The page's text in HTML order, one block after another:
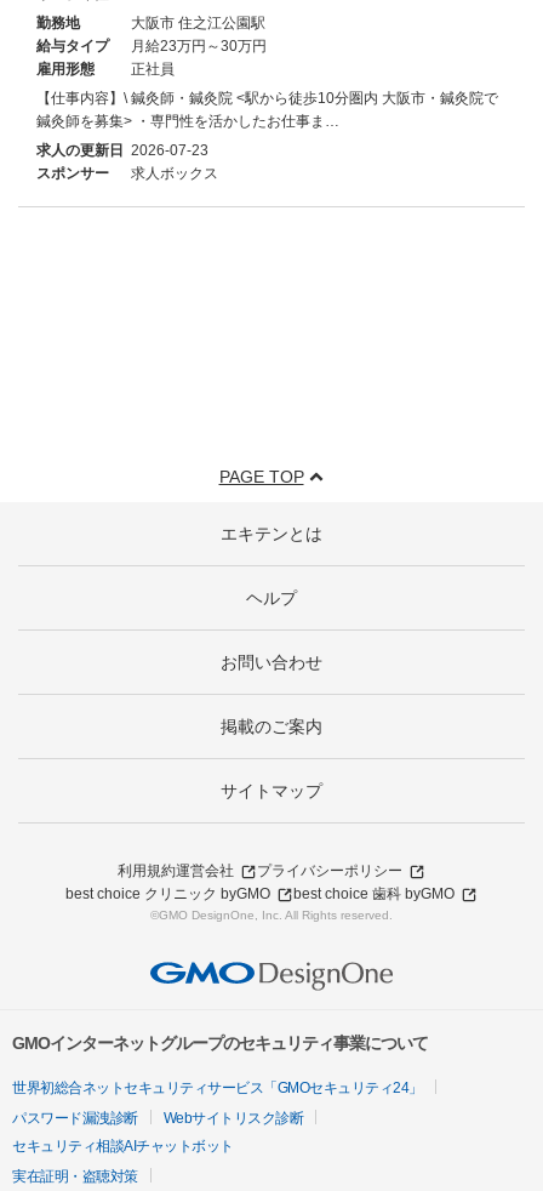
勤務地
大阪市 住之江公園駅
給与タイプ
月給23万円～30万円
雇用形態
正社員
【仕事内容】\ 鍼灸師・鍼灸院 <駅から徒歩10分圏内 大阪市・鍼灸院で
鍼灸師を募集> ・専門性を活かしたお仕事ま…
求人の更新日 2026-07-23
スポンサー
求人ボックス
PAGE TOP
エキテンとは
ヘルプ
お問い合わせ
掲載のご案内
サイトマップ
利用規約運営会社
プライバシーポリシー
best choice クリニック byGMO
best choice 歯科 byGMO
©GMO DesignOne, Inc. All Rights reserved.
GMOインターネットグループのセキュリティ事業について
世界初総合ネットセキュリティサービス「GMOセキュリティ24」
パスワード漏洩診断
Webサイトリスク診断
セキュリティ相談AIチャットボット
実在証明・盗聴対策